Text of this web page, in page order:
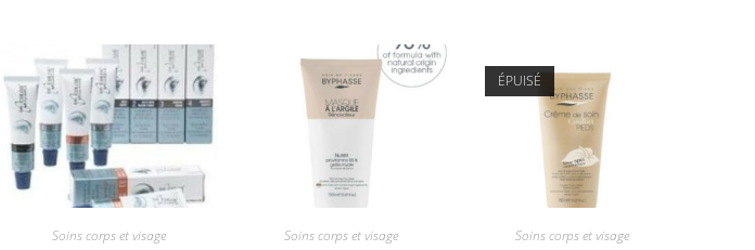
Soins corps et visage Soins corps et visage
ÉPUISÉ
Soins corps et visage